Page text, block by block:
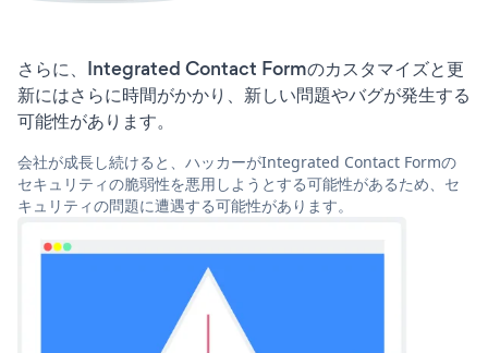
さらに、Integrated Contact Formのカスタマイズと更
新にはさらに時間がかかり、新しい問題やバグが発生する
可能性があります。
会社が成長し続けると、ハッカーがIntegrated Contact Formの
セキュリティの脆弱性を悪用しようとする可能性があるため、セ
キュリティの問題に遭遇する可能性があります。